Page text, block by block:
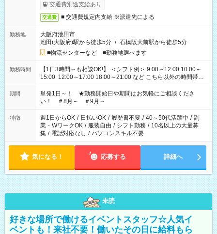
交通費別途支給あり
交通費 ■ 交通費規定内支給 ※派遣先による
勤務地
大阪府池田市
池田(大阪府)駅から徒歩5分 / 石橋阪大前駅から徒歩5分
■物流センターなど ■勤務地選べます
勤務時間
【1日3時間～も相談OK!】 ＜シフト例＞ 9:00～12:00 10:00～
15:00 12:00～17:00 18:00～21:00 など こちら以外の時間帯も
お気軽にご相談ください！
期間
単発1日～！ ★勤務開始日や期間はお気軽にご相談くださ
い！ ＃8月～ ＃9月～
特徴 週1日からOK / 日払いOK / 履歴書不要 / 40～50代活躍中 / 副
業・WワークOK / 服装自由 / シフト勤務 / 10名以上の大量募
集 / 電話対応なし / パソコンスキル不要
気になる！ 応募する 詳細へ
未読
好きな場所で働けるイベントスタッフ☆人気イ
ベントも！来社不要！働いたその日に給料もら